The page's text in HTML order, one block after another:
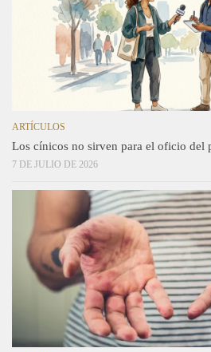
ARTÍCULOS
Los cínicos no sirven para el oficio del
7 DE JULIO DE 2026